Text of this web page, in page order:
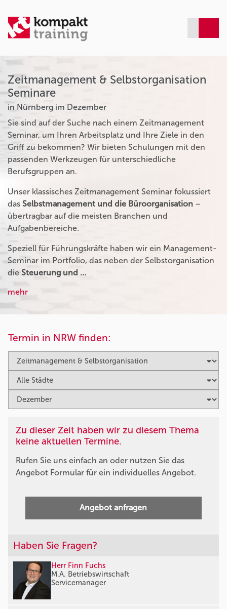
Zeitmanagement & Selbstorganisation
Seminare
in Nürnberg im Dezember
Sie sind auf der Suche nach einem Zeitmanagement
Seminar, um Ihren Arbeitsplatz und Ihre Ziele in den
Griff zu bekommen? Wir bieten Schulungen mit den
passenden Werkzeugen für unterschiedliche
Berufsgruppen an.
Unser klassisches Zeitmanagement Seminar fokussiert
das Selbstmanagement und die Büroorganisation –
übertragbar auf die meisten Branchen und
Aufgabenbereiche.
Speziell für Führungskräfte haben wir ein Management-
Seminar im Portfolio, das neben der Selbstorganisation
die Steuerung und …
mehr
Termin in NRW finden:
Zu dieser Zeit haben wir zu diesem Thema
keine aktuellen Termine.
Rufen Sie uns einfach an oder nutzen Sie das
Angebot Formular für ein individuelles Angebot.
Angebot anfragen
Haben Sie Fragen?
Herr Finn Fuchs
M.A. Betriebswirtschaft
Servicemanager